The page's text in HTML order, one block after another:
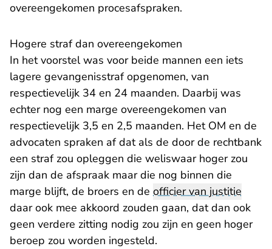
overeengekomen procesafspraken.
Hogere straf dan overeengekomen
In het voorstel was voor beide mannen een iets
lagere gevangenisstraf opgenomen, van
respectievelijk 34 en 24 maanden. Daarbij was
echter nog een marge overeengekomen van
respectievelijk 3,5 en 2,5 maanden. Het OM en de
advocaten spraken af dat als de door de rechtbank
een straf zou opleggen die weliswaar hoger zou
zijn dan de afspraak maar die nog binnen die
marge blijft, de broers en de officier van justitie
daar ook mee akkoord zouden gaan, dat dan ook
geen verdere zitting nodig zou zijn en geen hoger
beroep zou worden ingesteld.